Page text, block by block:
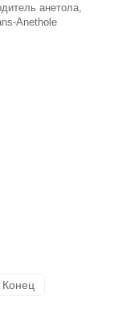
анетола,
Anethole
Конец